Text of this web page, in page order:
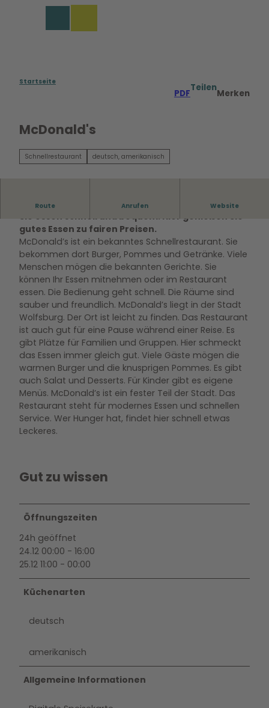
Startseite
PDF
Teilen
Merken
McDonald's
Schnellrestaurant deutsch, amerikanisch
Route Anrufen Website
McDonald's bietet bekannte Burger und Pommes.
Sie essen schnell und bequem. Hier genießen Sie
gutes Essen zu fairen Preisen.
McDonald’s ist ein bekanntes Schnellrestaurant. Sie
bekommen dort Burger, Pommes und Getränke. Viele
Menschen mögen die bekannten Gerichte. Sie
können Ihr Essen mitnehmen oder im Restaurant
essen. Die Bedienung geht schnell. Die Räume sind
sauber und freundlich. McDonald’s liegt in der Stadt
Wolfsburg. Der Ort ist leicht zu finden. Das Restaurant
ist auch gut für eine Pause während einer Reise. Es
gibt Plätze für Familien und Gruppen. Hier schmeckt
das Essen immer gleich gut. Viele Gäste mögen die
warmen Burger und die knusprigen Pommes. Es gibt
auch Salat und Desserts. Für Kinder gibt es eigene
Menüs. McDonald’s ist ein fester Teil der Stadt. Das
Restaurant steht für modernes Essen und schnellen
Service. Wer Hunger hat, findet hier schnell etwas
Leckeres.
Gut zu wissen
Öffnungszeiten
24h geöffnet
24.12 00:00 - 16:00
25.12 11:00 - 00:00
Küchenarten
deutsch
amerikanisch
Allgemeine Informationen